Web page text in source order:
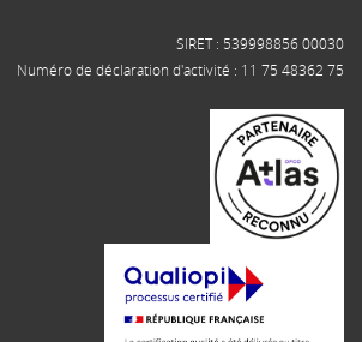
SIRET : 539998856 00030
Numéro de déclaration d'activité : 11 75 48362 75